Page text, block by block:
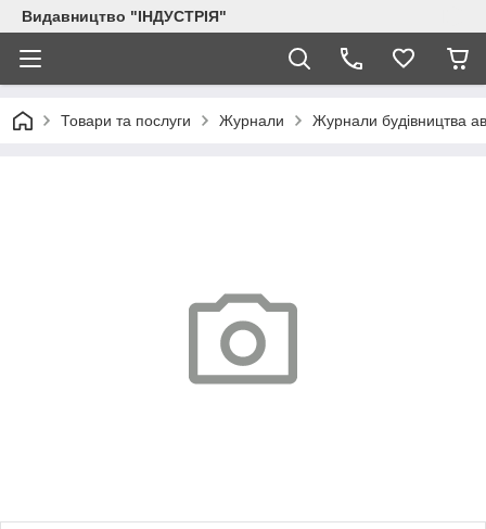
Видавництво "ІНДУСТРІЯ"
Товари та послуги Журнали Журнали будівництва